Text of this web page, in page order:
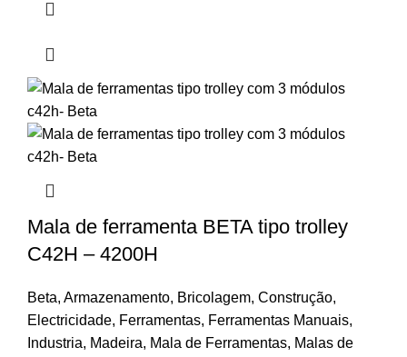
Mala de ferramenta BETA tipo trolley
C42H – 4200H
Beta, Armazenamento, Bricolagem, Construção,
Electricidade, Ferramentas, Ferramentas Manuais,
Industria, Madeira, Mala de Ferramentas, Malas de